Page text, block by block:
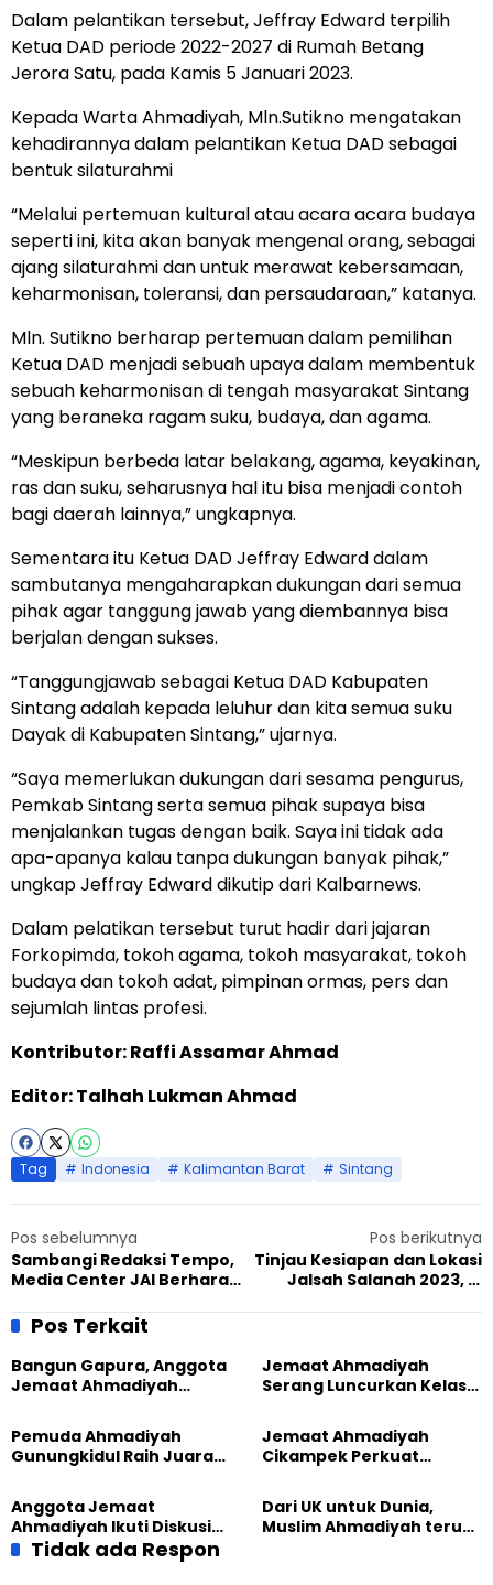
Dalam pelantikan tersebut, Jeffray Edward terpilih
Ketua DAD periode 2022-2027 di Rumah Betang
Jerora Satu, pada Kamis 5 Januari 2023.
Kepada Warta Ahmadiyah, Mln.Sutikno mengatakan
kehadirannya dalam pelantikan Ketua DAD sebagai
bentuk silaturahmi
“Melalui pertemuan kultural atau acara acara budaya
seperti ini, kita akan banyak mengenal orang, sebagai
ajang silaturahmi dan untuk merawat kebersamaan,
keharmonisan, toleransi, dan persaudaraan,” katanya.
Mln. Sutikno berharap pertemuan dalam pemilihan
Ketua DAD menjadi sebuah upaya dalam membentuk
sebuah keharmonisan di tengah masyarakat Sintang
yang beraneka ragam suku, budaya, dan agama.
“Meskipun berbeda latar belakang, agama, keyakinan,
ras dan suku, seharusnya hal itu bisa menjadi contoh
bagi daerah lainnya,” ungkapnya.
Sementara itu Ketua DAD Jeffray Edward dalam
sambutanya mengaharapkan dukungan dari semua
pihak agar tanggung jawab yang diembannya bisa
berjalan dengan sukses.
“Tanggungjawab sebagai Ketua DAD Kabupaten
Sintang adalah kepada leluhur dan kita semua suku
Dayak di Kabupaten Sintang,” ujarnya.
“Saya memerlukan dukungan dari sesama pengurus,
Pemkab Sintang serta semua pihak supaya bisa
menjalankan tugas dengan baik. Saya ini tidak ada
apa-apanya kalau tanpa dukungan banyak pihak,”
ungkap Jeffray Edward dikutip dari Kalbarnews.
Dalam pelatikan tersebut turut hadir dari jajaran
Forkopimda, tokoh agama, tokoh masyarakat, tokoh
budaya dan tokoh adat, pimpinan ormas, pers dan
sejumlah lintas profesi.
Kontributor: Raffi Assamar Ahmad
Editor: Talhah Lukman Ahmad
Tag Indonesia Kalimantan Barat Sintang
Pos sebelumnya
Sambangi Redaksi Tempo,
Media Center JAI Berharap
Jurnalistik
Pos berikutnya
Tinjau Kesiapan dan Lokasi
Jalsah Salanah 2023, Pj
dengan Maksimal di Semua
Pos Terkait
Bangun Gapura, Anggota
Jemaat Ahmadiyah
Sambut HUT RI ke-81
Jemaat Ahmadiyah
Serang Luncurkan Kelas
Generasi Unggul
Pemuda Ahmadiyah
Gunungkidul Raih Juara
Jemaat Ahmadiyah
Cikampek Perkuat
Lewat Pengajian
Gabungan
Anggota Jemaat
Ahmadiyah Ikuti Diskusi
Pluralisme di Yogyakarta
Dari UK untuk Dunia,
Muslim Ahmadiyah terus
Tidak ada Respon